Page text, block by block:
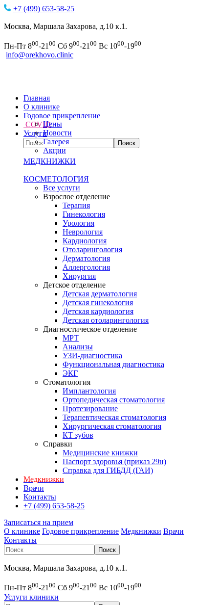
+7 (499) 653-58-25
Москва, Маршала Захарова, д.10 к.1.
Пн-Пт 800-21 00 Сб 900-21 00 Вс 1000-1900
info@orekhovo.clinic
Главная
О клинике
Цены
Новости
Галерея
Акции
Годовое прикрепление
COVID
Услуги
МЕДКНИЖКИ
КОСМЕТОЛОГИЯ
Все услуги
Взрослое отделение
Терапия
Гинекология
Урология
Неврология
Кардиология
Отоларингология
Дерматология
Аллергология
Хирургия
Детское отделение
Детская дерматология
Детская гинекология
Детская кардиология
Детская отоларингология
Диагностическое отделение
МРТ
Анализы
УЗИ-диагностика
Функциональная диагностика
ЭКГ
Стоматология
Имплантология
Ортопедическая стоматология
Протезирование
Терапевтическая стоматология
Хирургическая стоматология
КТ зубов
Справки
Медицинские книжки
Паспорт здоровья (приказ 29н)
Справка для ГИБДД (ГАИ)
Медкнижки
Врачи
Контакты
+7 (499) 653-58-25
Записаться на прием
О клинике Годовое прикрепление Медкнижки Врачи
Контакты
Москва, Маршала Захарова, д.10 к.1.
Пн-Пт 800-2100 Сб 900-2100 Вс 1000-1900
Услуги клиники